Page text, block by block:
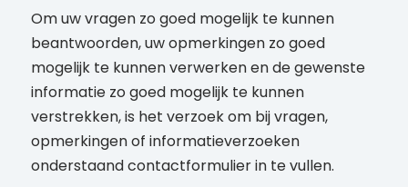
Om uw vragen zo goed mogelijk te kunnen
beantwoorden, uw opmerkingen zo goed
mogelijk te kunnen verwerken en de gewenste
informatie zo goed mogelijk te kunnen
verstrekken, is het verzoek om bij vragen,
opmerkingen of informatieverzoeken
onderstaand contactformulier in te vullen.